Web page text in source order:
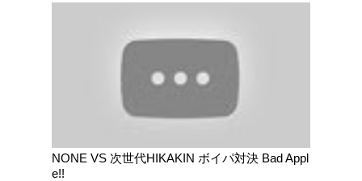
NONE VS 次世代HIKAKIN ボイパ対決 Bad Appl
e!!